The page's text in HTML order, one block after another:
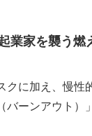
業家を襲う燃
クに加え、慢性
バーンアウト）